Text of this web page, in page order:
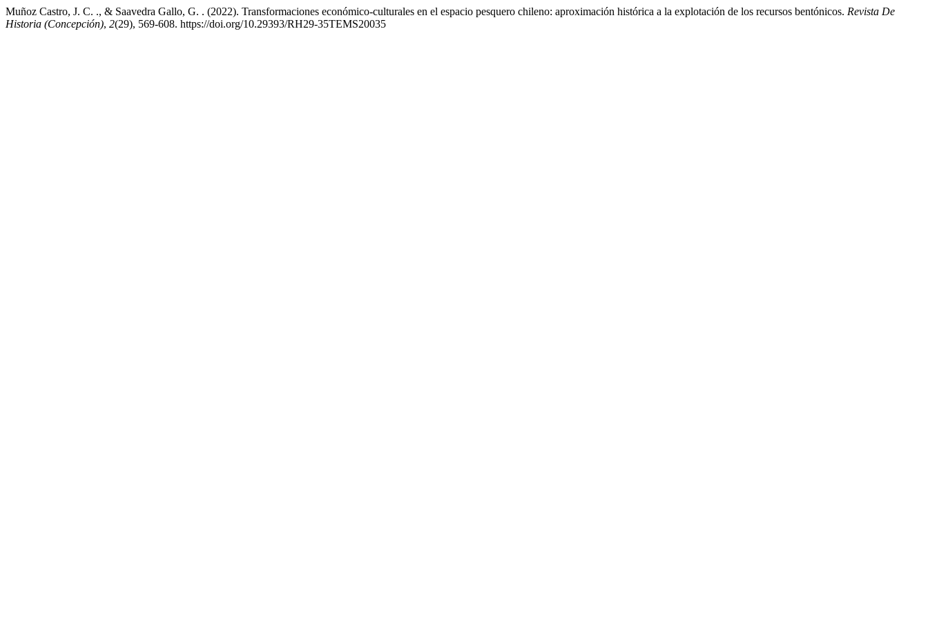
Muñoz Castro, J. C. ., & Saavedra Gallo, G. . (2022). Transformaciones económico-culturales en el espacio pesquero chileno: aproximación histórica a la explotación de los recursos bentónicos. Revista De
Historia (Concepción), 2(29), 569-608. https://doi.org/10.29393/RH29-35TEMS20035